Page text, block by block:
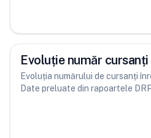
Evoluție număr
Evoluția numărului de cursanți
Date preluate din rapoartele